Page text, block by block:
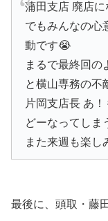
蒲田支店 廃店
でもみんなの心
動です😭
まるで最終回の
と横山専務の不
片岡支店長 あ
どーなってしま
また来週も楽し
最後に、頭取・藤